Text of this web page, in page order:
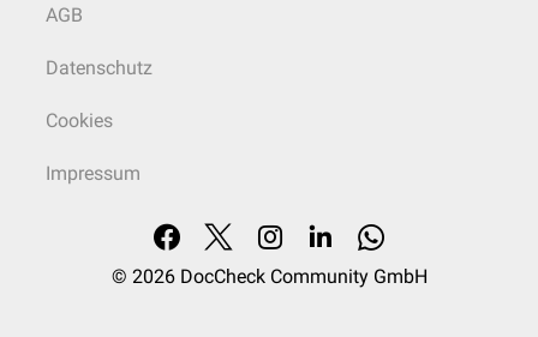
AGB
Datenschutz
Cookies
Impressum
© 2026 DocCheck Community GmbH